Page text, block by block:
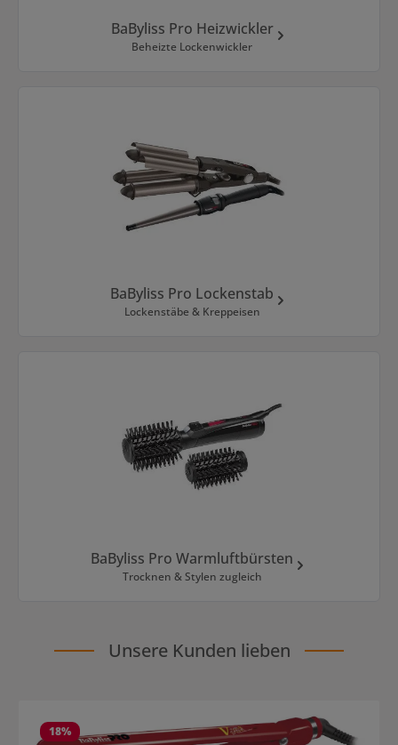
BaByliss Pro Heizwickler
Beheizte Lockenwickler
BaByliss Pro Lockenstab
Lockenstäbe & Kreppeisen
BaByliss Pro Warmluftbürsten
Trocknen & Stylen zugleich
Unsere Kunden lieben
18%